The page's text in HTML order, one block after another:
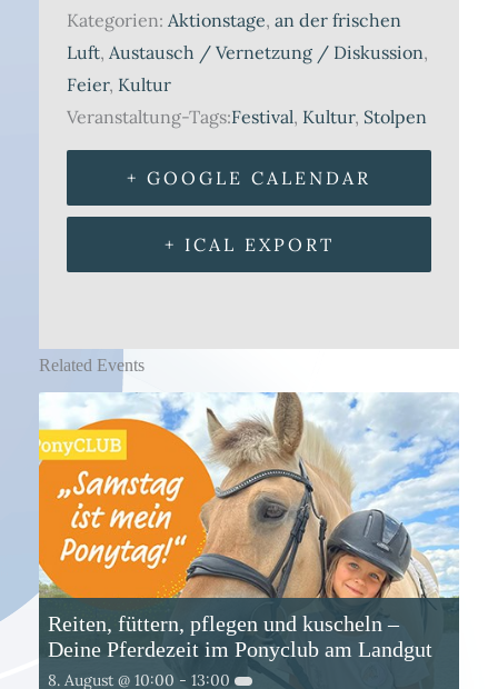
Kategorien: Aktionstage, an der frischen
Luft, Austausch / Vernetzung / Diskussion,
Feier, Kultur
Veranstaltung-Tags:Festival, Kultur, Stolpen
+ GOOGLE CALENDAR
+ ICAL EXPORT
Related Events
Reiten, füttern, pflegen und kuscheln –
Deine Pferdezeit im Ponyclub am Landgut
8. August @ 10:00 - 13:00